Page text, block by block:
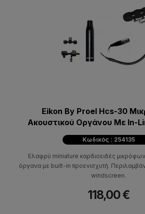
Eikon By Proel Hcs-30
Aκουστικού Oργάνου Με In-
Κωδικός : 254135
Ελαφρύ miniature καρδιοειδές
όργανα με built-in προενισχυτή.
windscreen.
118,00 €